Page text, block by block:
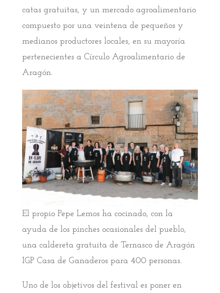
catas gratuitas, y un mercado agroalimentario
compuesto por una veintena de pequeños y
medianos productores locales, en su mayoría
pertenecientes a Círculo Agroalimentario de
Aragón.
El propio Pepe Lemos ha cocinado, con la
ayuda de los pinches ocasionales del pueblo,
una caldereta gratuita de Ternasco de Aragón
IGP Casa de Ganaderos para 400 personas.
Uno de los objetivos del festival es poner en